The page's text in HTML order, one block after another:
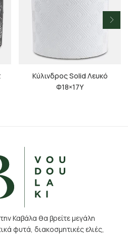
Κύλινδρος Solid Λευκό
Φ18×17Υ
Καβάλα θα βρείτε μεγάλη
φυτά, διακοσμητικές ελιές,